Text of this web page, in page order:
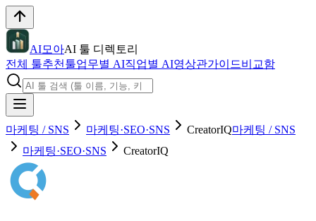
AI모아AI 툴 디렉토리
전체 툴추천툴업무별 AI직업별 AI영상관가이드비교함
마케팅 / SNS 마케팅·SEO·SNS CreatorIQ마케팅 / SNS
마케팅·SEO·SNS
CreatorIQ